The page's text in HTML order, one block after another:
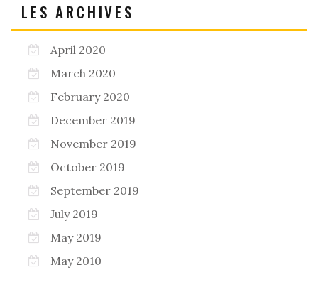
LES ARCHIVES
April 2020
March 2020
February 2020
December 2019
November 2019
October 2019
September 2019
July 2019
May 2019
May 2010